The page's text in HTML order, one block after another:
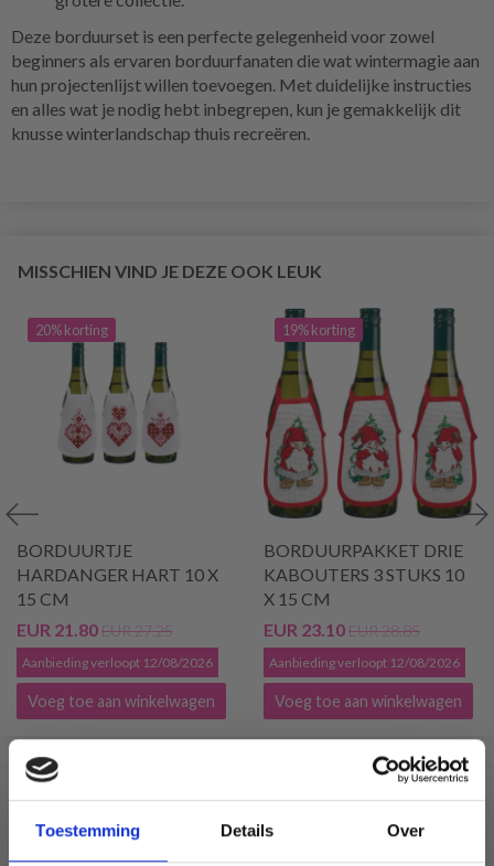
Toestemming Details Over
Deze borduurset is een perfecte gelegenheid voor zowel
beginners als ervaren borduurfanaten die wat wintermagie aan
hun projectenlijst willen toevoegen. Met duidelijke instructies
en alles wat je nodig hebt inbegrepen, kun je gemakkelijk dit
knusse winterlandschap thuis recreëren.
MISSCHIEN VIND JE DEZE OOK LEUK
20% korting
BORDUURTJE
HARDANGER HART 10 X
15 CM
EUR 21.80EUR 27.25
Aanbieding verloopt 12/08/2026
Voeg toe aan winkelwagen
19% korting
BORDUURPAKKET DRIE
KABOUTERS 3 STUKS 10
X 15 CM
EUR 23.10EUR 28.85
Aanbieding verloopt 12/08/2026
Voeg toe aan winkelwagen
VERGELIJKBAAR MET DIT
20% korting